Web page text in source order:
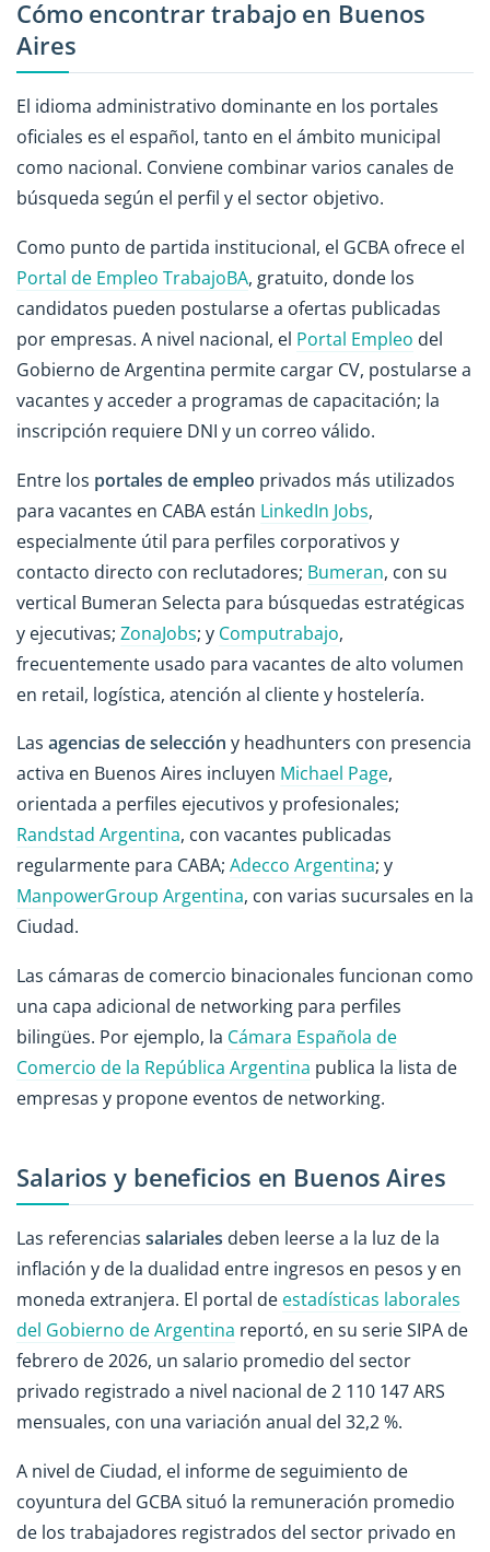
Cómo encontrar trabajo en Buenos
Aires
El idioma administrativo dominante en los portales
oficiales es el español, tanto en el ámbito municipal
como nacional. Conviene combinar varios canales de
búsqueda según el perfil y el sector objetivo.
Como punto de partida institucional, el GCBA ofrece el
Portal de Empleo TrabajoBA, gratuito, donde los
candidatos pueden postularse a ofertas publicadas
por empresas. A nivel nacional, el Portal Empleo del
Gobierno de Argentina permite cargar CV, postularse a
vacantes y acceder a programas de capacitación; la
inscripción requiere DNI y un correo válido.
Entre los portales de empleo privados más utilizados
para vacantes en CABA están LinkedIn Jobs,
especialmente útil para perfiles corporativos y
contacto directo con reclutadores; Bumeran, con su
vertical Bumeran Selecta para búsquedas estratégicas
y ejecutivas; ZonaJobs; y Computrabajo,
frecuentemente usado para vacantes de alto volumen
en retail, logística, atención al cliente y hostelería.
Las agencias de selección y headhunters con presencia
activa en Buenos Aires incluyen Michael Page,
orientada a perfiles ejecutivos y profesionales;
Randstad Argentina, con vacantes publicadas
regularmente para CABA; Adecco Argentina; y
ManpowerGroup Argentina, con varias sucursales en la
Ciudad.
Las cámaras de comercio binacionales funcionan como
una capa adicional de networking para perfiles
bilingües. Por ejemplo, la Cámara Española de
Comercio de la República Argentina publica la lista de
empresas y propone eventos de networking.
Salarios y beneficios en Buenos Aires
Las referencias salariales deben leerse a la luz de la
inflación y de la dualidad entre ingresos en pesos y en
moneda extranjera. El portal de estadísticas laborales
del Gobierno de Argentina reportó, en su serie SIPA de
febrero de 2026, un salario promedio del sector
privado registrado a nivel nacional de 2 110 147 ARS
mensuales, con una variación anual del 32,2 %.
A nivel de Ciudad, el informe de seguimiento de
coyuntura del GCBA situó la remuneración promedio
de los trabajadores registrados del sector privado en